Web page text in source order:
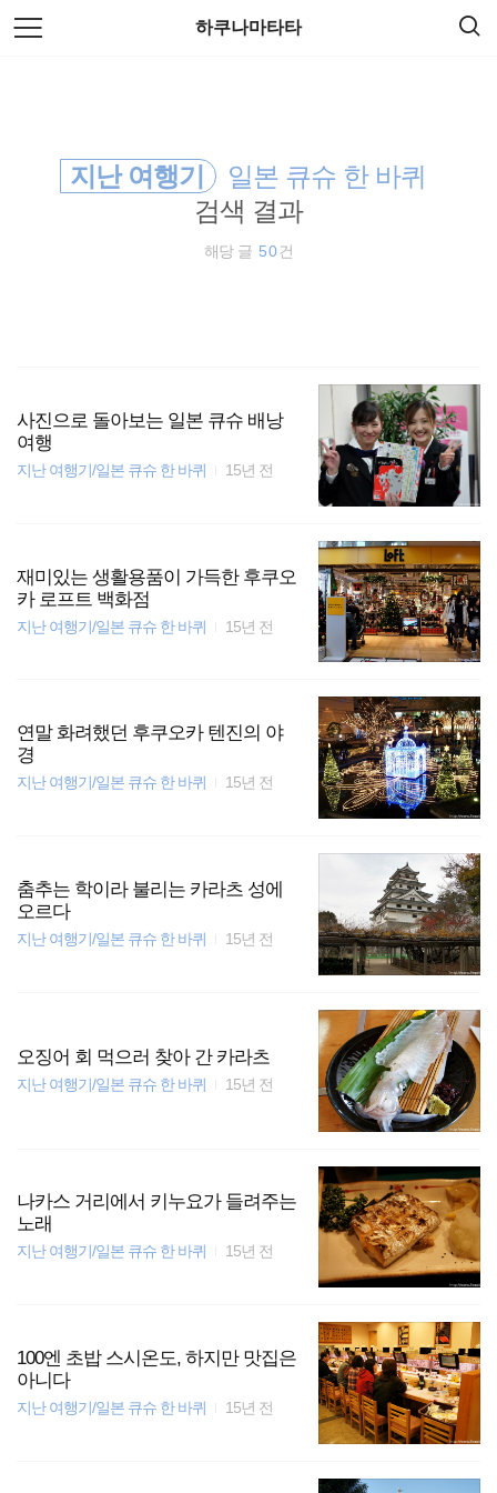
본
문
하쿠나마타타
지난 여행기
일본 큐슈 한 바퀴
검색 결과
해당 글 50건
사진으로 돌아보는 일본 큐슈 배낭
여행
지난 여행기/일본 큐슈 한 바퀴 15년 전
재미있는 생활용품이 가득한 후쿠오
카 로프트 백화점
지난 여행기/일본 큐슈 한 바퀴 15년 전
연말 화려했던 후쿠오카 텐진의 야
경
지난 여행기/일본 큐슈 한 바퀴 15년 전
춤추는 학이라 불리는 카라츠 성에
오르다
지난 여행기/일본 큐슈 한 바퀴 15년 전
오징어 회 먹으러 찾아 간 카라츠
지난 여행기/일본 큐슈 한 바퀴 15년 전
나카스 거리에서 키누요가 들려주는
노래
지난 여행기/일본 큐슈 한 바퀴 15년 전
100엔 초밥 스시온도, 하지만 맛집은
아니다
지난 여행기/일본 큐슈 한 바퀴 15년 전
색
워킹홀리데이
오스트레일리아
세계여행